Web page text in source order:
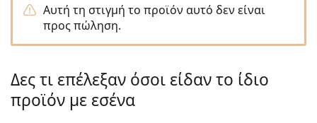
Αυτή τη στιγμή το προϊόν αυτό δεν είναι
προς πώληση.
Δες τι επέλεξαν όσοι είδαν το ίδιο
προϊόν με εσένα